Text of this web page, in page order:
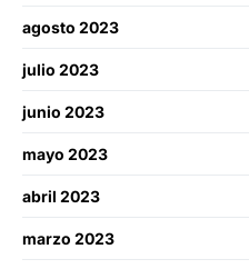
agosto 2023
julio 2023
junio 2023
mayo 2023
abril 2023
marzo 2023